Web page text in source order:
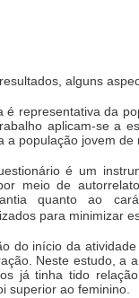
alguns
é representativa da
aplicam-se a
a população jovem de
é um
meio de
quanto ao
para minimizar
do início da
Neste estudo, a
já tinha tido
superior ao feminino.